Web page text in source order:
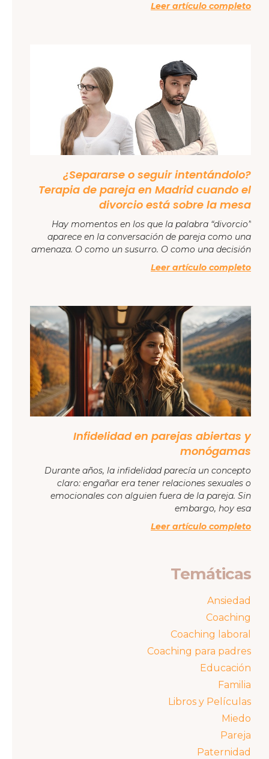
Leer artículo completo
¿Separarse o seguir intentándolo?
Terapia de pareja en Madrid cuando el
divorcio está sobre la mesa
Hay momentos en los que la palabra “divorcio”
aparece en la conversación de pareja como una
amenaza. O como un susurro. O como una decisión
Leer artículo completo
Infidelidad en parejas abiertas y
monógamas
Durante años, la infidelidad parecía un concepto
claro: engañar era tener relaciones sexuales o
emocionales con alguien fuera de la pareja. Sin
embargo, hoy esa
Leer artículo completo
Temáticas
Ansiedad
Coaching
Coaching laboral
Coaching para padres
Educación
Familia
Libros y Películas
Miedo
Pareja
Paternidad